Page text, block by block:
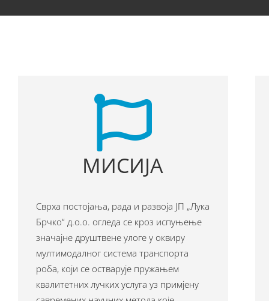
МИСИЈА
Сврха постојања, рада и развоја ЈП „Лука
Брчко“ д.о.о. огледа се кроз испуњење
значајне друштвене улоге у оквиру
мултимодалног система транспорта
роба, који се остварује пружањем
квалитетних лучких услуга уз примјену